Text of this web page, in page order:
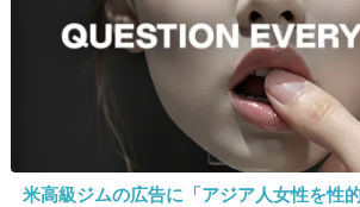
宇多田は良くないけど、流石に叩き過ぎ。
+72
米高級ジムの広告に「アジア人女性を性